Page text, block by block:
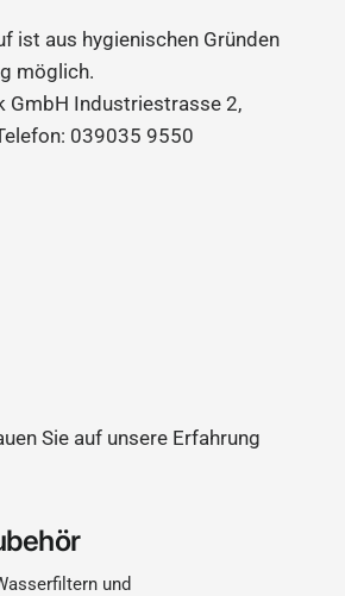
ist aus hygienischen Gründen
möglich.
GmbH Industriestrasse 2,
039035 9550
Sie auf unsere Erfahrung
und